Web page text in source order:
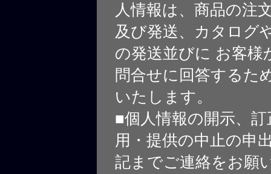
人情報は、商品の注
及び発送、カタログ
の発送並びに お客様
問合せに回答するた
いたします。
■個人情報の開示、
用・提供の中止の申
記までご連絡をお願